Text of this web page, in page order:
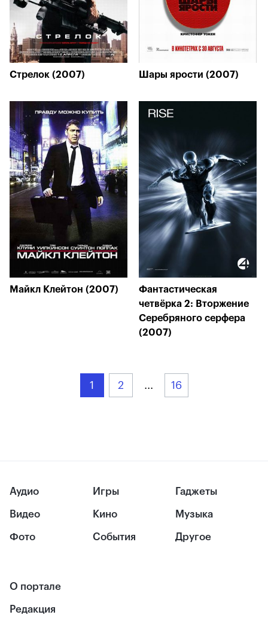
Стрелок (2007) Шары ярости (2007)
Майкл Клейтон (2007)
Фантастическая
четвёрка 2: Вторжение
Серебряного серфера
(2007)
1 2 ... 16
Аудио
Видео
Фото
Игры
Кино
События
Гаджеты
Музыка
Другое
О портале
Редакция